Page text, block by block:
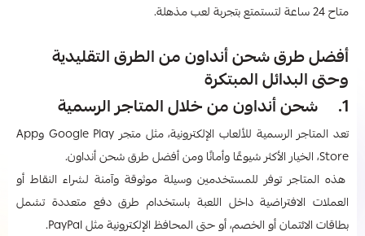
متاح 24 ساعة لتستمتع بتجربة لعب مذهلة.
أفضل طرق شحن أنداون من الطرق التقليدية
وحتى البدائل المبتكرة
1. شحن أنداون من خلال المتاجر الرسمية
تعد المتاجر الرسمية للألعاب الإلكترونية، مثل متجر Google Play وApp
Store، الخيار الأكثر شيوعًا وأمانًا ومن أفضل طرق شحن أنداون.
هذه المتاجر توفر للمستخدمين وسيلة موثوقة وآمنة لشراء النقاط أو
العملات الافتراضية داخل اللعبة باستخدام طرق دفع متعددة تشمل
بطاقات الائتمان أو الخصم، أو حتى المحافظ الإلكترونية مثل PayPal.